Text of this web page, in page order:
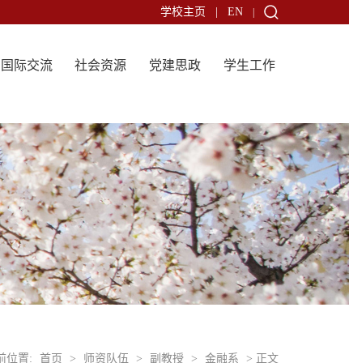
学校主页 EN
国际交流 社会资源 党建思政 学生工作
位置: 首页 > 师资队伍 > 副教授 > 金融系 > 正文